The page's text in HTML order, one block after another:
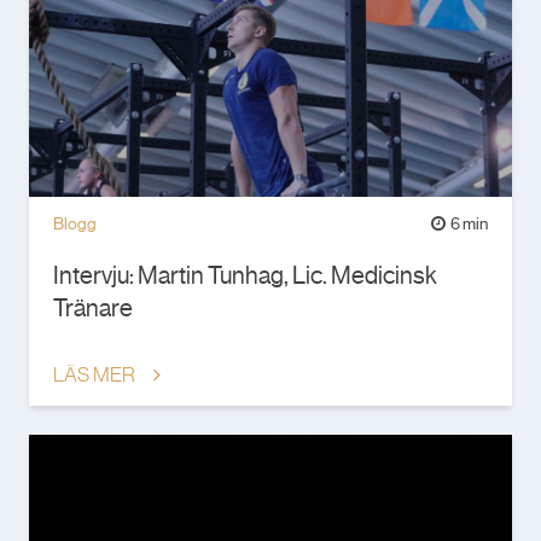
Blogg 6 min
Intervju: Martin Tunhag, Lic. Medicinsk
Tränare
LÄS MER